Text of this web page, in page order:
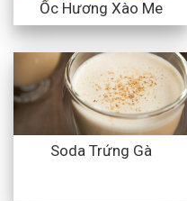
Ốc Hương Xào Me
Soda Trứng Gà